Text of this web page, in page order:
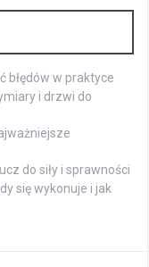
błędów w praktyce
i drzwi do
do siły i sprawności
się wykonuje i jak